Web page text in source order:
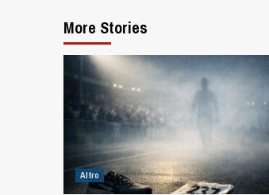
More Stories
Altro